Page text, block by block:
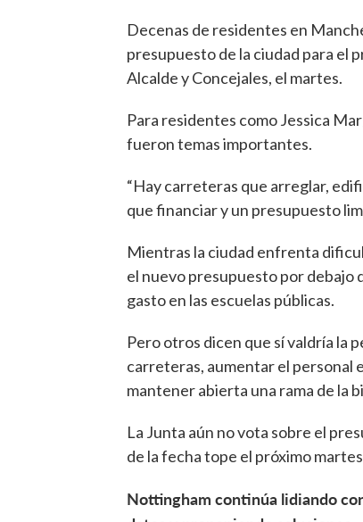
Decenas de residentes en
presupuesto de la ciudad para el
Alcalde y Concejales, el martes.
Para residentes como Jessica
fueron temas importantes.
“Hay carreteras que arreglar,
que financiar y un presupuesto
Mientras la ciudad enfrenta
el nuevo presupuesto por debajo
gasto en las escuelas públicas.
Pero otros dicen que sí valdría la
carreteras, aumentar el personal
mantener abierta una rama de la
La Junta aún no vota sobre el
de la fecha tope el próximo
Nottingham continúa lidiando